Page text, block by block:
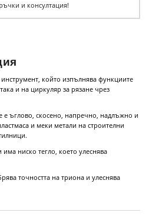
и консултация!
който изпълнява функциите
и на циркуляр за рязане чрез
е ъглово, скосено, напречно, надлъжно и
и меки метали на строителни
ниско тегло, което улеснява
точността на триона и улеснява